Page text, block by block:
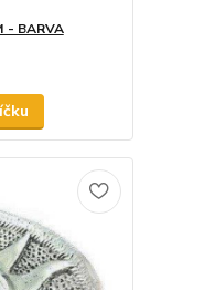
- BARVA